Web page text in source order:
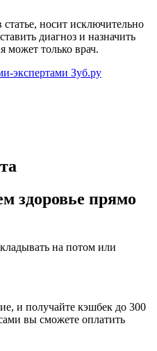
носит исключительно
диагноз и назначить
может только врач.
экспертами Зуб.ру
здоровье прямо
на потом или
и получайте кэшбек до 300
вы сможете оплатить